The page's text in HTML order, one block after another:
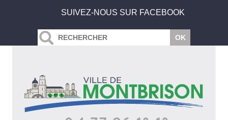
SUIVEZ-NOUS SUR FACEBOOK